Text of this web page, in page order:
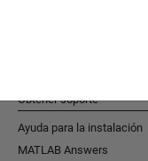
Obtener soporte
Ayuda para la instalación
MATLAB Answers